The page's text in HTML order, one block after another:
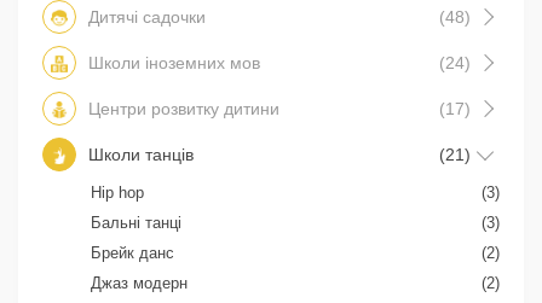
Дитячі садочки (48)
Школи іноземних мов (24)
Центри розвитку дитини (17)
Школи танців (21)
Hip hop
(3)
Бальні танці
(3)
Брейк данс
(2)
Джаз модерн
(2)